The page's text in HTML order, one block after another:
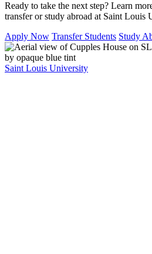
Ready to take the next step? Learn
transfer or study abroad at Saint Louis
Apply Now Transfer Students Study
Saint Louis University